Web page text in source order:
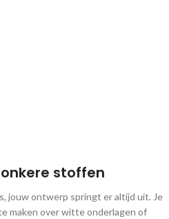
stoffen
jouw ontwerp springt er altijd uit. Je
maken over witte onderlagen of